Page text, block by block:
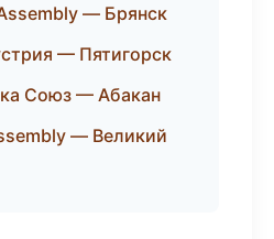
— Брянск
— Пятигорск
Союз — Абакан
— Великий